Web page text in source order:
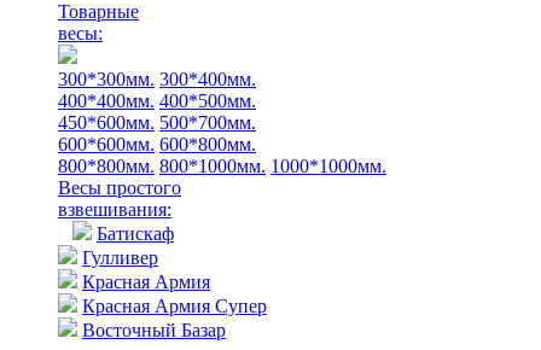
Товарные
весы:
300*300мм. 300*400мм.
400*400мм. 400*500мм.
450*600мм. 500*700мм.
600*600мм. 600*800мм.
800*800мм. 800*1000мм. 1000*1000мм.
Весы простого
взвешивания:
Батискаф
Гулливер
Красная Армия
Красная Армия Супер
Восточный Базар